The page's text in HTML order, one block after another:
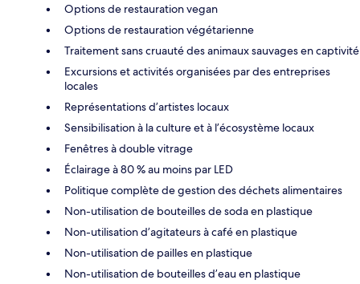
Options de restauration vegan
Options de restauration végétarienne
Traitement sans cruauté des animaux sauvages en captivité
Excursions et activités organisées par des entreprises
locales
Représentations d’artistes locaux
Sensibilisation à la culture et à l’écosystème locaux
Fenêtres à double vitrage
Éclairage à 80 % au moins par LED
Politique complète de gestion des déchets alimentaires
Non-utilisation de bouteilles de soda en plastique
Non-utilisation d’agitateurs à café en plastique
Non-utilisation de pailles en plastique
Non-utilisation de bouteilles d’eau en plastique